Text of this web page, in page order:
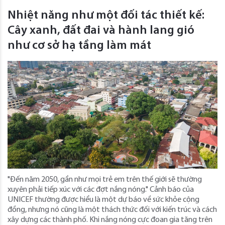
Nhiệt năng như một đối tác thiết kế:
Cây xanh, đất đai và hành lang gió
như cơ sở hạ tầng làm mát
"Đến năm 2050, gần như mọi trẻ em trên thế giới sẽ thường
xuyên phải tiếp xúc với các đợt nắng nóng." Cảnh báo của
UNICEF thường được hiểu là một dự báo về sức khỏe cộng
đồng, nhưng nó cũng là một thách thức đối với kiến ​​trúc và cách
xây dựng các thành phố. Khi nắng nóng cực đoan gia tăng trên